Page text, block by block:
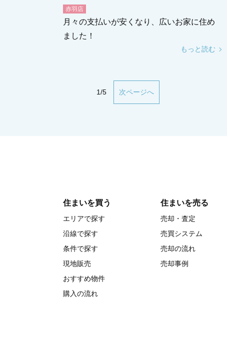
赤羽店
月々の支払いが安くなり、広いお家に住め
ました！
もっと読む
1/5 次ページへ
住まいを買う
エリアで探す
沿線で探す
条件で探す
現地販売
おすすめ物件
購入の流れ
住まいを売る
売却・査定
売買システム
売却の流れ
売却事例